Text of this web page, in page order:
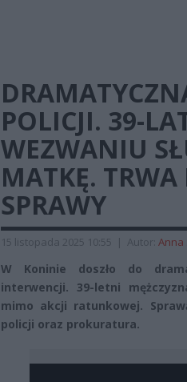
POLICJI. 39-
WEZWANIU
MATKĘ.
SPRAWY
15 listopada 2025 10:55 | Autor: Anna
W Koninie doszło do
interwencji. 39-letni
mimo akcji ratunkowej.
policji oraz prokuratura.